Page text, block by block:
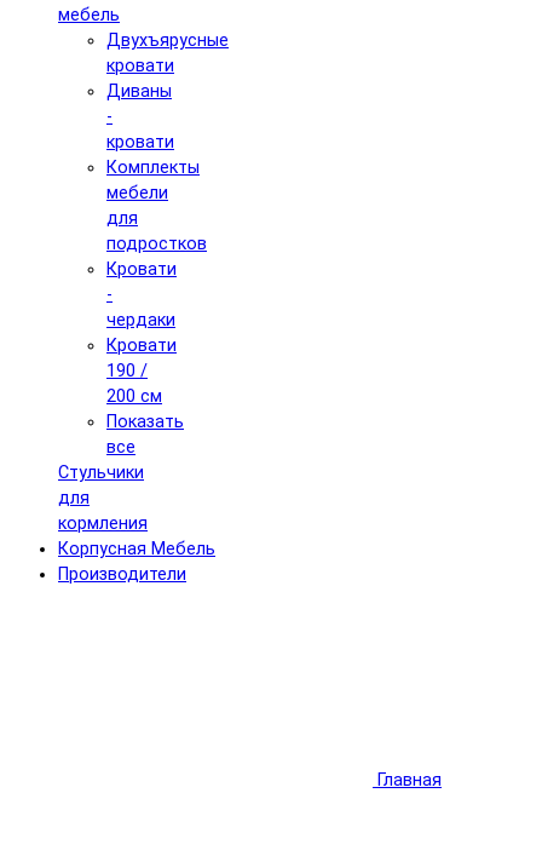
мебель
Двухъярусные
кровати
Диваны
-
кровати
Комплекты
мебели
для
подростков
Кровати
-
чердаки
Кровати
190 /
200 см
Показать
все
Стульчики
для
кормления
Корпусная Мебель
Производители
Главная